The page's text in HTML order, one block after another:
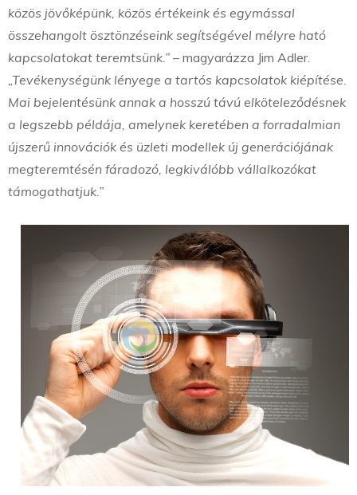
közös jövőképünk, közös értékeink és egymással
összehangolt ösztönzéseink segítségével mélyre ható
kapcsolatokat teremtsünk.” – magyarázza Jim Adler.
„Tevékenységünk lényege a tartós kapcsolatok kiépítése.
Mai bejelentésünk annak a hosszú távú elköteleződésnek
a legszebb példája, amelynek keretében a forradalmian
újszerű innovációk és üzleti modellek új generációjának
megteremtésén fáradozó, legkiválóbb vállalkozókat
támogathatjuk.”